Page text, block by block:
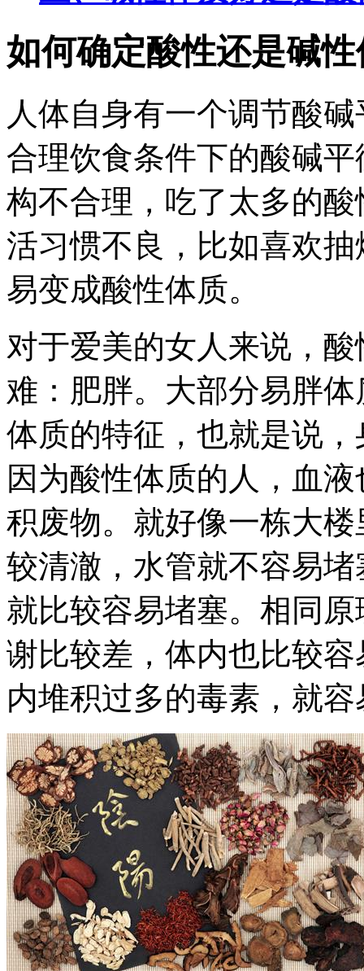
如何确定酸性还是碱
人体自身有一个调节酸
合理饮食条件下的酸碱
构不合理，吃了太多的
活习惯不良，比如喜欢
易变成酸性体质。
对于爱美的女人来说，
难：肥胖。大部分易胖
体质的特征，也就是说
因为酸性体质的人，血
积废物。就好像一栋大
较清澈，水管就不容易
就比较容易堵塞。相同
谢比较差，体内也比较
内堆积过多的毒素，就